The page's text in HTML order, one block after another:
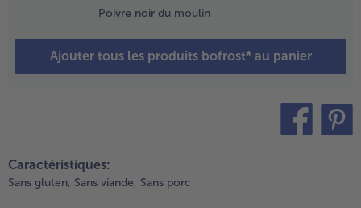
Poivre noir du moulin
Ajouter tous les produits bofrost* au panier
en
Caractéristiques:
Sans gluten, Sans viande, Sans porc